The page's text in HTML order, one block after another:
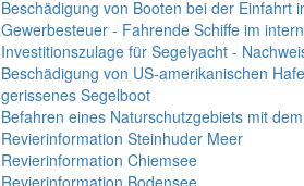
Beschädigung von Booten bei der Einfahrt
Gewerbesteuer - Fahrende Schiffe im
Investitionszulage für Segelyacht -
Beschädigung von US-amerikanischen
gerissenes Segelboot
Befahren eines Naturschutzgebiets mit
Revierinformation Steinhuder Meer
Revierinformation Chiemsee